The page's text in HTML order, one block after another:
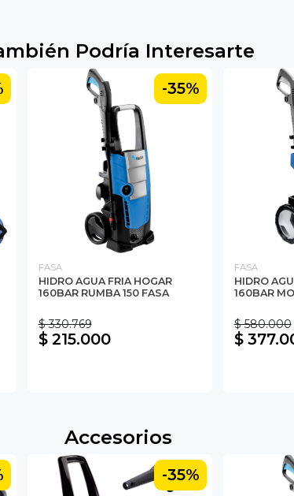
Podría Interesarte
-35%
FASA
HIDRO AGUA FRIA HOGAR
160BAR RUMBA 150 FASA
$ 330.769
$ 215.000
FASA
HIDRO
160BAR
$ 580.000
$
Accesorios
-35%